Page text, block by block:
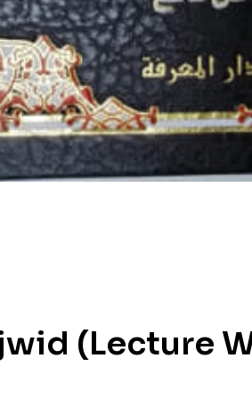
(Lecture